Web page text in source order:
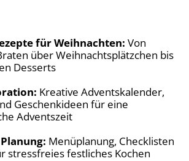
für Weihnachten: Von
über Weihnachtsplätzchen bis
Desserts
Kreative Adventskalender,
Geschenkideen für eine
Adventszeit
Menüplanung, Checklisten
stressfreies festliches Kochen